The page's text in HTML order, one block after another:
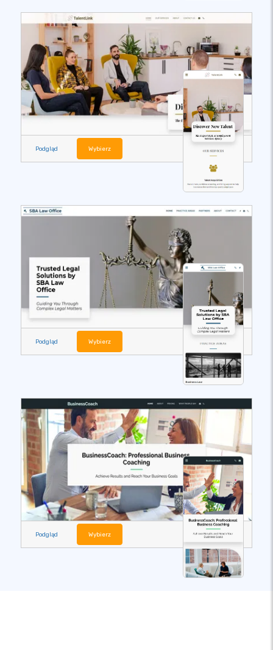
Podgląd Wybierz
Podgląd Wybierz
Podgląd Wybierz